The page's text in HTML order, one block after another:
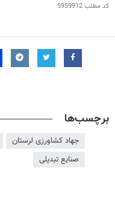
کد مطلب5959912
برچسب‌ها
جهاد کشاورزی لرستان
صنایع تبدیلی